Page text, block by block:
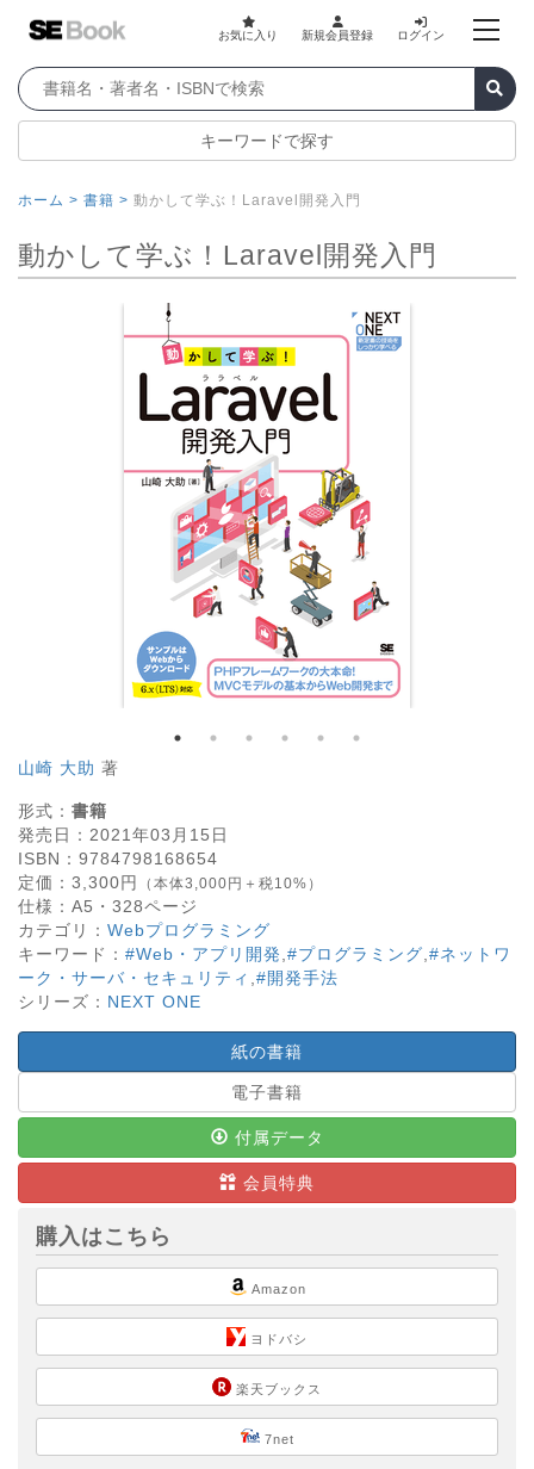
お気に入り 新規会員登録 ログイン
キーワードで探す
ホーム > 書籍 > 動かして学ぶ！Laravel開発入門
動かして学ぶ！Laravel開発入門
山崎 大助 著
形式： 書籍
発売日： 2021年03月15日
ISBN： 9784798168654
定価： 3,300円 （本体3,000円＋税10%）
仕様： A5・ 328ページ
カテゴリ： Webプログラミング
キーワード： #Web・アプリ開発 #プログラミング #ネットワ
ーク・サーバ・セキュリティ #開発手法
シリーズ： NEXT ONE
紙の書籍
電子書籍
付属データ
会員特典
購入はこちら
Amazon
ヨドバシ
楽天ブックス
7net